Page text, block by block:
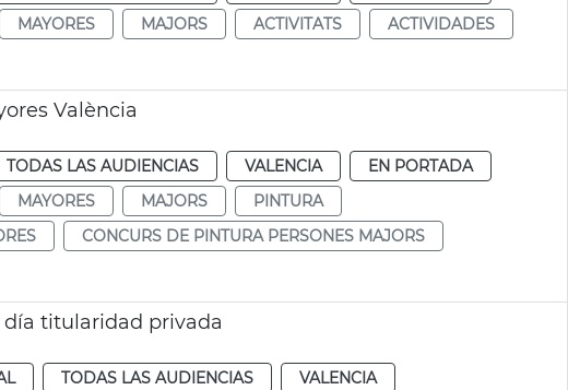
MAYORES MAJORS ACTIVITATS
ACTIVIDADES
València
TODAS LAS AUDIENCIAS VALENCIA
EN PORTADA
MAYORES MAJORS
PINTURA
CONCURS DE PINTURA PERSONES MAJORS
día titularidad privada
TODAS LAS AUDIENCIAS
VALENCIA